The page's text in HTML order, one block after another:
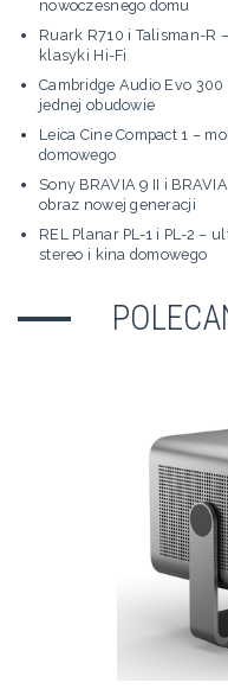
nowoczesnego domu
Ruark R710 i Talisman-R
klasyki Hi-Fi
Cambridge Audio Evo
jednej obudowie
Leica Cine Compact 1 –
domowego
Sony BRAVIA 9 II i
obraz nowej generacji
REL Planar PL-1 i PL-2 –
stereo i kina domowego